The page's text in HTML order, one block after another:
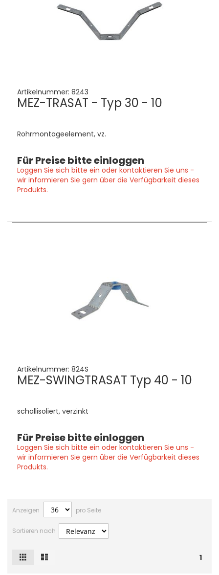
Artikelnummer: 8243
MEZ-TRASAT - Typ 30 - 10
Rohrmontageelement, vz.
Für Preise bitte einloggen
Loggen Sie sich bitte ein oder kontaktieren Sie uns -
wir informieren Sie gern über die Verfügbarkeit dieses
Produkts.
Artikelnummer: 824S
MEZ-SWINGTRASAT Typ 40 - 10
schallisoliert, verzinkt
Für Preise bitte einloggen
Loggen Sie sich bitte ein oder kontaktieren Sie uns -
wir informieren Sie gern über die Verfügbarkeit dieses
Produkts.
Anzeigen pro Seite
Sortieren nach
1
Ansicht
Raster